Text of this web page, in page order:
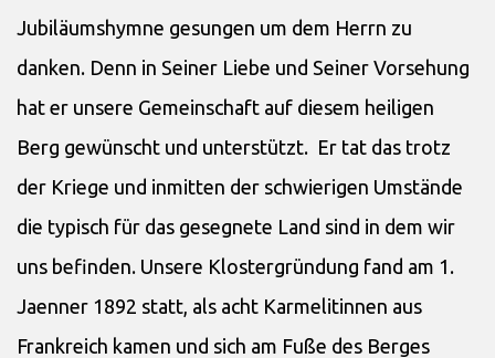
Jubiläumshymne gesungen um dem Herrn zu
danken. Denn in Seiner Liebe und Seiner Vorsehung
hat er unsere Gemeinschaft auf diesem heiligen
Berg gewünscht und unterstützt. Er tat das trotz
der Kriege und inmitten der schwierigen Umstände
die typisch für das gesegnete Land sind in dem wir
uns befinden. Unsere Klostergründung fand am 1.
Jaenner 1892 statt, als acht Karmelitinnen aus
Frankreich kamen und sich am Fuße des Berges